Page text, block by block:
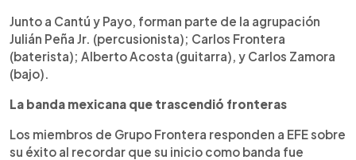
Junto a Cantú y Payo, forman parte de la agrupación
Julián Peña Jr. (percusionista); Carlos Frontera
(baterista); Alberto Acosta (guitarra), y Carlos Zamora
(bajo).
La banda mexicana que trascendió fronteras
Los miembros de Grupo Frontera responden a EFE sobre
su éxito al recordar que su inicio como banda fue